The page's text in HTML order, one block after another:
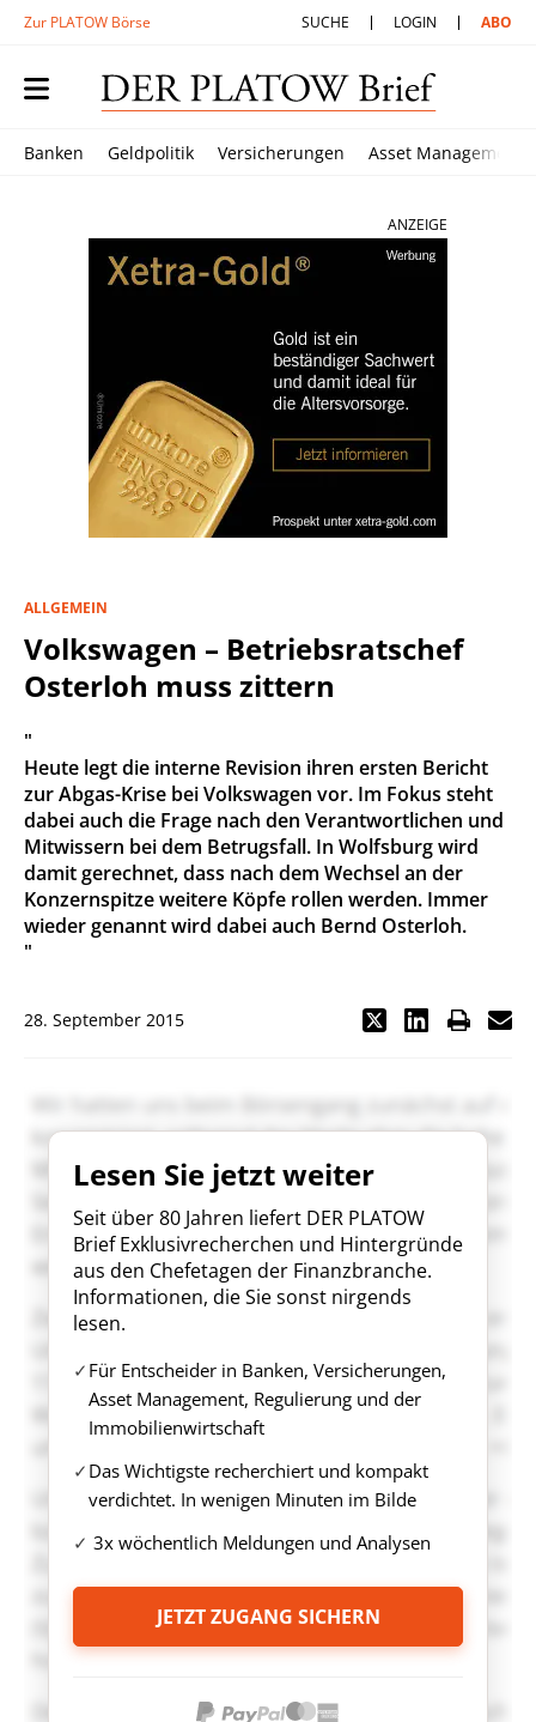
Zur PLATOW Börse SUCHE LOGIN ABO
Banken Geldpolitik Versicherungen Asset Management
ANZEIGE
ALLGEMEIN
Volkswagen – Betriebsratschef
Osterloh muss zittern
"
Heute legt die interne Revision ihren ersten Bericht
zur Abgas-Krise bei Volkswagen vor. Im Fokus steht
dabei auch die Frage nach den Verantwortlichen und
Mitwissern bei dem Betrugsfall. In Wolfsburg wird
damit gerechnet, dass nach dem Wechsel an der
Konzernspitze weitere Köpfe rollen werden. Immer
wieder genannt wird dabei auch Bernd Osterloh.
"
28. September 2015
Lesen Sie jetzt weiter
Seit über 80 Jahren liefert DER PLATOW
Brief Exklusivrecherchen und Hintergründe
aus den Chefetagen der Finanzbranche.
Informationen, die Sie sonst nirgends
lesen.
Für Entscheider in Banken, Versicherungen,
Asset Management, Regulierung und der
Immobilienwirtschaft
Das Wichtigste recherchiert und kompakt
verdichtet. In wenigen Minuten im Bilde
3x wöchentlich Meldungen und Analysen
JETZT ZUGANG SICHERN